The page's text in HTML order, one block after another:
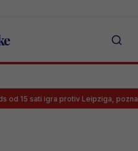
sati igra protiv Leipziga, poznat status